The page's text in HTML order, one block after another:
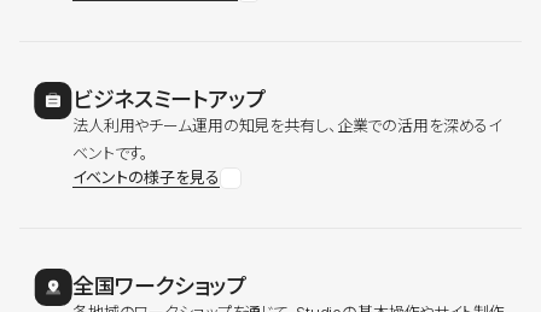
ビジネスミートアップ
法人利用やチーム運用の知見を共有し、企業での活用を深めるイ
ベントです。
イベントの様子を見る
全国ワークショップ